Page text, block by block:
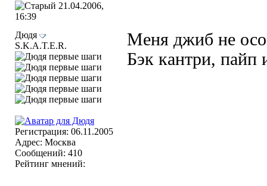
21.04.2006,
16:39
Дюдя
S.K.A.T.E.R.
Регистрация: 06.11.2005
Адрес: Москва
Сообщений: 410
Рейтинг мнений:
Меня джиб не
Бэк кантри, пайп